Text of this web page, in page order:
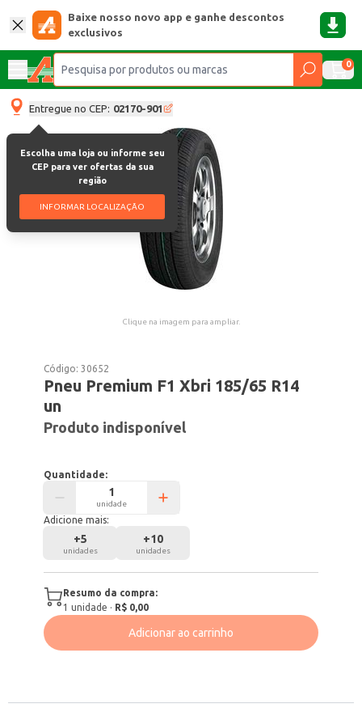
Baixe nosso novo app e ganhe descontos
exclusivos
0
Entregue no CEP: 02170-901
Escolha uma loja ou informe seu
CEP para ver ofertas da sua
região
INFORMAR LOCALIZAÇÃO
Clique na imagem para ampliar.
Código:30652
Pneu Premium F1 Xbri 185/65 R14
un
Produto indisponível
Quantidade:
unidade
Adicione mais:
+5
unidades
+10
unidades
Resumo da compra:
1 unidade · R$ 0,00
Adicionar ao carrinho